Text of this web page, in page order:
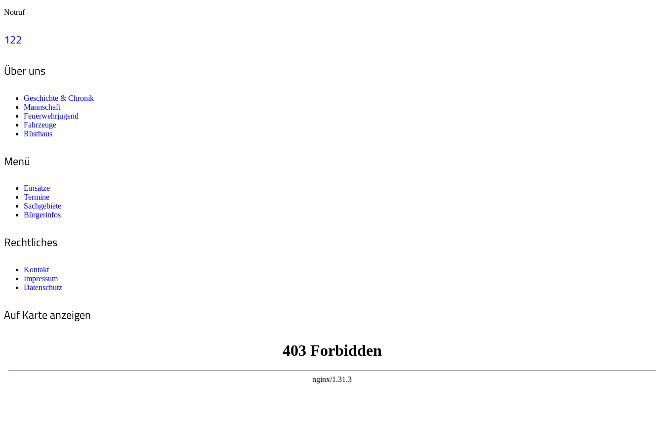
Notruf
122
Über uns
Geschichte & Chronik
Mannschaft
Feuerwehrjugend
Fahrzeuge
Rüsthaus
Menü
Einsätze
Termine
Sachgebiete
Bürgerinfos
Rechtliches
Kontakt
Impressum
Datenschutz
Auf Karte anzeigen